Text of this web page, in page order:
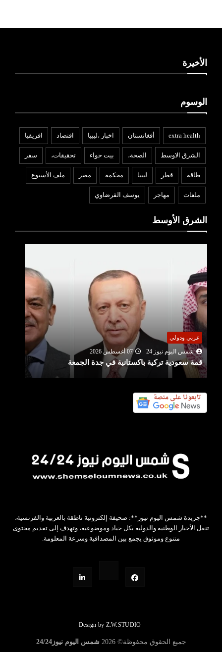
الأخيرة
الوسوم
extra health أفغانستان اخبار ،ليبيا افتصاد افريقيا
الشرق الاوسط الصحة، بيت حواء تحقيقات، سفر
طاقة قطر ليبيا محكمة مصر ملف الأسبوع
ملفات مهاجر يوسف القرضاوي
الشرق الأوسط
عربي ودولي
شمس اليوم نيوز 24
06 أغسطس 2026
تعديل قواعد الجنسية الأمريكية.. ترامب يمنع حق
المواطنة بالولادة
**جريدة شمس اليوم نيوز**: صحيفة إلكترونية ناطقة بالعربية والفرنسية،
تنقل الأخبار الوطنية والدولية بكل حياد وموضوعية، وتهدف إلى تقديم محتوى
متنوع وموثوق يجمع بين المصداقية وسرعة المعلومة.
Design by Z.W.STUDIO
جميع الحقوق محفوظة©2026 شمس اليوم نيوز24/24